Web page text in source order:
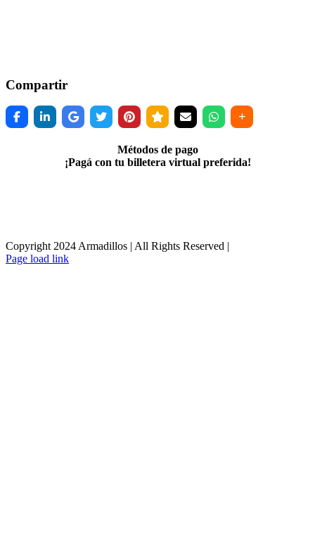
Compartir
Métodos de pago
¡Pagá con tu billetera virtual preferida!
Copyright 2024 Armadillos | All Rights Reserved |
Facebook
Instagram
WhatsApp
Page load link